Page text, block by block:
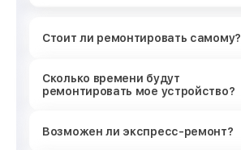
Стоит ли ремонтировать самому?
Сколько времени будут
ремонтировать мое устройство?
Возможен ли экспресс-ремонт?